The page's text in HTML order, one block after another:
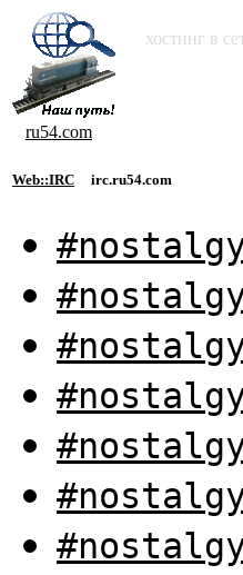
хостинг в
ru54.com
Web::IRC irc.ru54.com